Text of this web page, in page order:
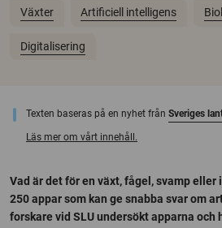
Växter Artificiell intelligens
Digitalisering
Texten baseras på en nyhet från Sveriges
Läs mer om vårt innehåll.
Vad är det för en växt, fågel, svamp eller
250 appar som kan ge snabba svar om
forskare vid SLU undersökt apparna och